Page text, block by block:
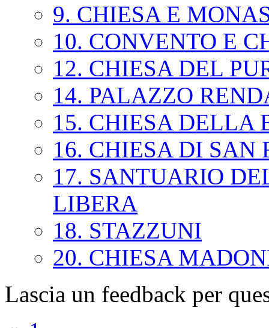
9. CHIESA E
10. CONVENTO E
12. CHIESA DEL
14. PALAZZO
15. CHIESA DELLA
16. CHIESA DI SAN
17. SANTUARIO
LIBERA
18. STAZZUNI
20. CHIESA
Lascia un feedback per